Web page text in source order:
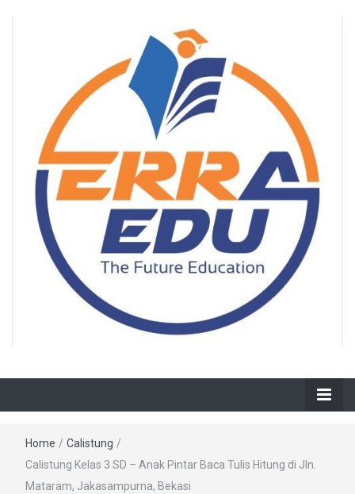
Home / Calistung /
Calistung Kelas 3 SD – Anak Pintar Baca Tulis Hitung di Jln.
Mataram, Jakasampurna, Bekasi